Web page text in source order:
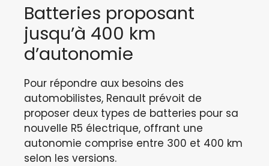
Batteries proposant
jusqu’à 400 km
d’autonomie
Pour répondre aux besoins des
automobilistes, Renault prévoit de
proposer deux types de batteries pour sa
nouvelle R5 électrique, offrant une
autonomie comprise entre 300 et 400 km
selon les versions.